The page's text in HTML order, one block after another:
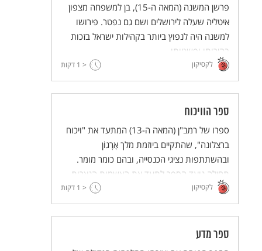
פרשן המשנה (המאה ה-15), בן למשפחה מצפון
איטליה שעלה לירושלים ושם גם נפטר. פירושו
למשנה היה לנפוץ ביותר בקהילות ישראל בזכות
בהירותו ופשטותו.
לקסיקון < 1 דקות
ספר הוויכוח
ספרו של רמב"ן (המאה ה-13) המתעד את "ויכוח
ברצלונה", שהתקיים ביוזמת מלך אָרָגוֹן
ובהשתתפות נציגי הכנסייה, ובהם כומר מומר.
תחילה נועד הספר לתעד את האשמות הנצרות
נגד היהדות ואת תשובות רמב"ן, אך בהמשך הפך
למקור של חוזק ליהודים באמונתם נגד התקפות
הנוצרים.
לקסיקון < 1 דקות
ספר מדע